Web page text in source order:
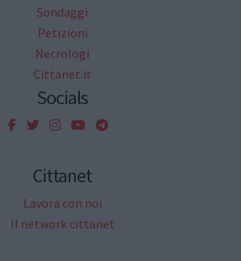
Sondaggi
Petizioni
Necrologi
Cittanet.it
Socials
Cittanet
Lavora con noi
Il network cittanet